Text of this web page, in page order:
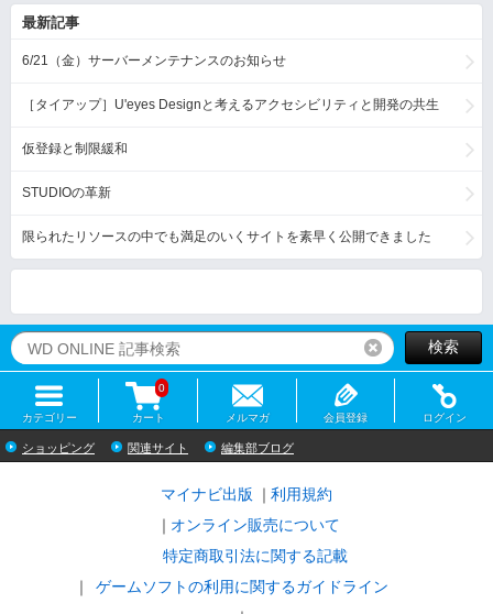
最新記事
6/21（金）サーバーメンテナンスのお知らせ
［タイアップ］U'eyes Designと考えるアクセシビリティと開発の共生
仮登録と制限緩和
STUDIOの革新
限られたリソースの中でも満足のいくサイトを素早く公開できました
リセット検索
カテゴリー カート
0
メルマガ 会員登録 ログイン
ショッピング 関連サイト 編集部ブログ
マイナビ出版
利用規約
オンライン販売について
特定商取引法に関する記載
ゲームソフトの利用に関するガイドライン